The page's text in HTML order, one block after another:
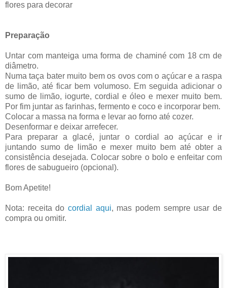
flores para decorar
Preparação
Untar com manteiga uma forma de chaminé com 18 cm de
diâmetro.
Numa taça bater muito bem os ovos com o açúcar e a raspa
de limão, até ficar bem volumoso. Em seguida adicionar o
sumo de limão, iogurte, cordial e óleo e mexer muito bem.
Por fim juntar as farinhas, fermento e coco e incorporar bem.
Colocar a massa na forma e levar ao forno até cozer.
Desenformar e deixar arrefecer.
Para preparar a glacé, juntar o cordial ao açúcar e ir
juntando sumo de limão e mexer muito bem até obter a
consistência desejada. Colocar sobre o bolo e enfeitar com
flores de sabugueiro (opcional).
Bom Apetite!
Nota: receita do cordial aqui, mas podem sempre usar de
compra ou omitir.